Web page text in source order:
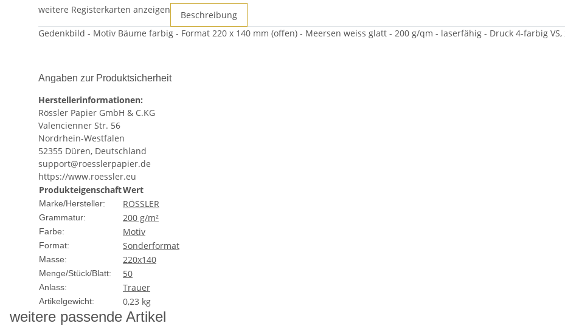
weitere Registerkarten anzeigen
Beschreibung
Gedenkbild - Motiv Bäume farbig - Format 220 x 140 mm (offen) - Meersen weiss glatt - 200 g/qm - laserfähig - Druck 4-farbig
Angaben zur Produktsicherheit
Herstellerinformationen:
Rössler Papier GmbH & C.KG
Valencienner Str. 56
Nordrhein-Westfalen
52355 Düren, Deutschland
support@roesslerpapier.de
https://www.roessler.eu
ProdukteigenschaftWert
Marke/Hersteller: RÖSSLER
Grammatur: 200 g/m²
Farbe: Motiv
Format: Sonderformat
Masse: 220x140
Menge/Stück/Blatt: 50
Anlass: Trauer
Artikelgewicht: 0,23 kg
weitere passende Artikel